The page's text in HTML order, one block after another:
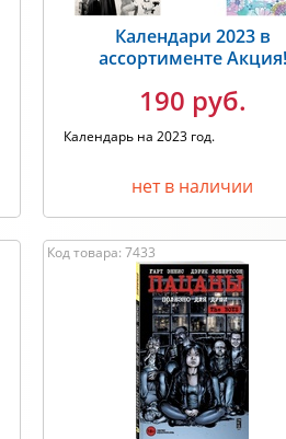
Календари 2023 в
ассортименте Акция!
190 руб.
Календарь на 2023 год.
нет в наличии
Код товара: 7433